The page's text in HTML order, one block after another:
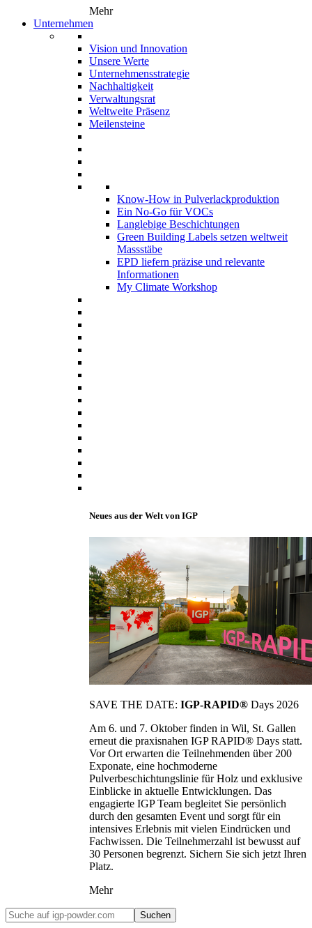
Mehr
Unternehmen
Vision und Innovation
Unsere Werte
Unternehmensstrategie
Nachhaltigkeit
Verwaltungsrat
Weltweite Präsenz
Meilensteine
Know-How in Pulverlackproduktion
Ein No-Go für VOCs
Langlebige Beschichtungen
Green Building Labels setzen weltweit
Massstäbe
EPD liefern präzise und relevante
Informationen
My Climate Workshop
Neues aus der Welt von IGP
SAVE THE DATE: IGP-RAPID® Days 2026
Am 6. und 7. Oktober finden in Wil, St. Gallen
erneut die praxisnahen IGP RAPID® Days statt.
Vor Ort erwarten die Teilnehmenden über 200
Exponate, eine hochmoderne
Pulverbeschichtungslinie für Holz und exklusive
Einblicke in aktuelle Entwicklungen. Das
engagierte IGP Team begleitet Sie persönlich
durch den gesamten Event und sorgt für ein
intensives Erlebnis mit vielen Eindrücken und
Fachwissen. Die Teilnehmerzahl ist bewusst auf
30 Personen begrenzt. Sichern Sie sich jetzt Ihren
Platz.
Mehr
Suchen